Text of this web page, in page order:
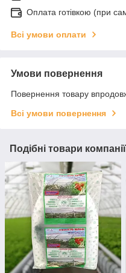
Оплата готівкою (при
Всі умови оплати
Умови повернення
Повернення товару
Всі умови повернення
Подібні товари компанії